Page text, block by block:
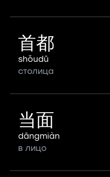
首都
shǒudū
столица
当面
dāngmiàn
в лицо